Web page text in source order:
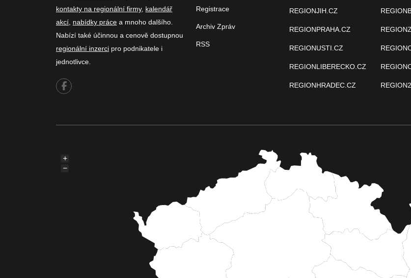
kontakty na regionální firmy, kalendář
akcí nabídky práce a mnoho dalšího.
Nabízí také účinnou a cenově dostupnou
regionální inzerci pro podnikatele i
jednotlivce.
Registrace
Archiv Zpráv
RSS
REGIONJIH.CZ
REGIONPRAHA.CZ
REGIONUSTI.CZ
REGIONLIBERECKO.CZ
REGIONHRADEC.CZ
+
−